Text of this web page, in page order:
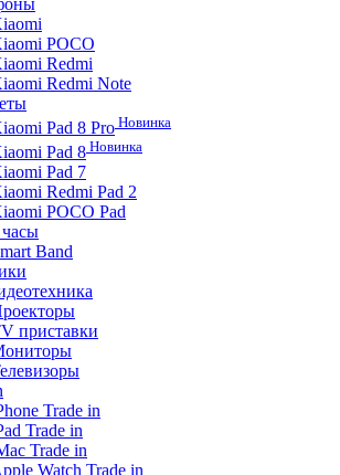
POCO
Redmi
Redmi Note
Pad 8 Pro Новинка
Pad 8 Новинка
Pad 7
Redmi Pad 2
POCO Pad
Band
приставки
Trade in
Trade in
Trade in
Watch Trade in